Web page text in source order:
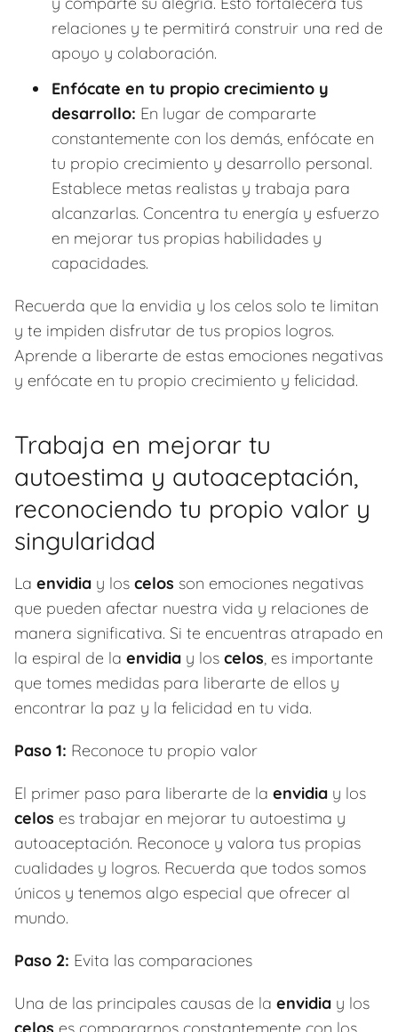
relaciones y te permitirá construir una red de
apoyo y colaboración.
Enfócate en tu propio crecimiento y
desarrollo: En lugar de compararte
constantemente con los demás, enfócate en
tu propio crecimiento y desarrollo personal.
Establece metas realistas y trabaja para
alcanzarlas. Concentra tu energía y esfuerzo
en mejorar tus propias habilidades y
capacidades.
Recuerda que la envidia y los celos solo te limitan
y te impiden disfrutar de tus propios logros.
Aprende a liberarte de estas emociones negativas
y enfócate en tu propio crecimiento y felicidad.
Trabaja en mejorar tu
autoestima y autoaceptación,
reconociendo tu propio valor y
singularidad
La envidia y los celos son emociones negativas
que pueden afectar nuestra vida y relaciones de
manera significativa. Si te encuentras atrapado en
la espiral de la envidia y los celos, es importante
que tomes medidas para liberarte de ellos y
encontrar la paz y la felicidad en tu vida.
Paso 1: Reconoce tu propio valor
El primer paso para liberarte de la envidia y los
celos es trabajar en mejorar tu autoestima y
autoaceptación. Reconoce y valora tus propias
cualidades y logros. Recuerda que todos somos
únicos y tenemos algo especial que ofrecer al
mundo.
Paso 2: Evita las comparaciones
Una de las principales causas de la envidia y los